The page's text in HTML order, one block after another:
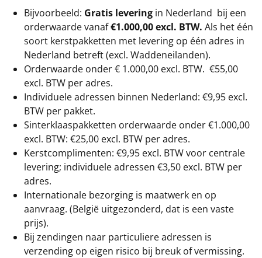
Bijvoorbeeld: Gratis levering in Nederland bij een
orderwaarde vanaf€1.000,00 excl. BTW. Als het één
soort kerstpakketten met levering op één adres in
Nederland betreft (excl. Waddeneilanden).
Orderwaarde onder € 1.000,00 excl. BTW. €55,00
excl. BTW per adres.
Individuele adressen binnen Nederland: €9,95 excl.
BTW per pakket.
Sinterklaaspakketten orderwaarde onder €1.000,00
excl. BTW: €25,00 excl. BTW per adres.
Kerstcomplimenten: €9,95 excl. BTW voor centrale
levering; individuele adressen €3,50 excl. BTW per
adres.
Internationale bezorging is maatwerk en op
aanvraag. (België uitgezonderd, dat is een vaste
prijs).
Bij zendingen naar particuliere adressen is
verzending op eigen risico bij breuk of vermissing.